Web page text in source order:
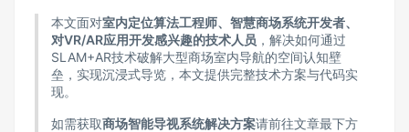
本文面对室内定位算法工程师、智慧商场系统开发者、
对VR/AR应用开发感兴趣的技术人员 ，解决如何通过
SLAM+AR技术破解大型商场室内导航的空间认知壁
垒，实现沉浸式导览，本文提供完整技术方案与代码实
现。
如需获取商场智能导视系统解决方案请前往文章最下方